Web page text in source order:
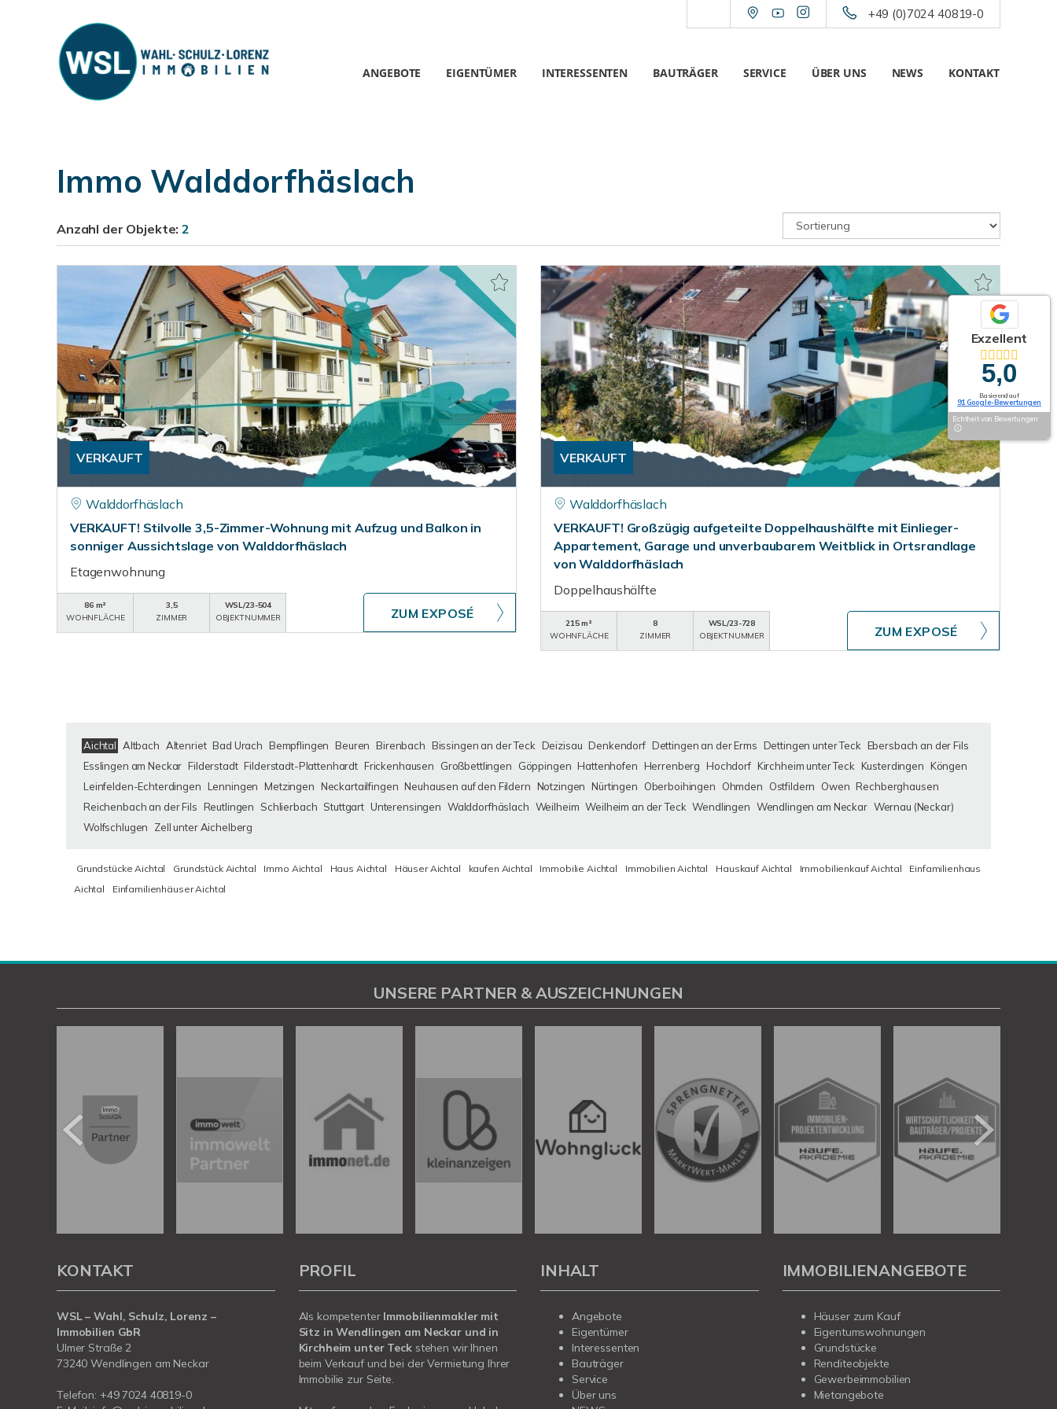
+49 (0)7024 40819-0
ANGEBOTE EIGENTÜMER INTERESSENTEN BAUTRÄGER SERVICE ÜBER UNS NEWS KONTAKT
Immo Walddorfhäslach
Anzahl der Objekte:2
VERKAUFT
Walddorfhäslach
VERKAUFT! Stilvolle 3,5-Zimmer-Wohnung mit Aufzug und Balkon in
sonniger Aussichtslage von Walddorfhäslach
Etagenwohnung
86 m²
WOHNFLÄCHE
3,5
ZIMMER
WSL/23-504
OBJEKTNUMMER
ZUM EXPOSÉ
VERKAUFT
Walddorfhäslach
VERKAUFT! Großzügig aufgeteilte Doppelhaushälfte mit Einlieger-
Appartement, Garage und unverbaubarem Weitblick in Ortsrandlage
von Walddorfhäslach
Doppelhaushälfte
215 m²
WOHNFLÄCHE
8
ZIMMER
WSL/23-728
OBJEKTNUMMER
ZUM EXPOSÉ
Aichtal Altbach Altenriet Bad Urach Bempflingen Beuren Birenbach Bissingen an der Teck Deizisau Denkendorf Dettingen an der Erms Dettingen unter Teck
Ebersbach an der Fils
Esslingen am Neckar Filderstadt Filderstadt-Plattenhardt Frickenhausen Großbettlingen Göppingen Hattenhofen Herrenberg Hochdorf Kirchheim unter Teck Kusterdingen
Köngen
Leinfelden-Echterdingen
Lenningen Metzingen Neckartailfingen Neuhausen auf den Fildern Notzingen Nürtingen Oberboihingen Ohmden Ostfildern Owen Rechberghausen
Reichenbach an der Fils
Reutlingen Schlierbach Stuttgart Unterensingen Walddorfhäslach Weilheim Weilheim an der Teck Wendlingen Wendlingen am Neckar Wernau (Neckar)
Wolfschlugen
Zell unter Aichelberg
Grundstücke Aichtal Grundstück Aichtal Immo Aichtal Haus Aichtal Häuser Aichtal kaufen Aichtal Immobilie Aichtal Immobilien Aichtal Hauskauf Aichtal Immobilienkauf Aichtal
Einfamilienhaus
Aichtal
Einfamilienhäuser Aichtal
Exzellent
5,0
Basierend auf
91 Google-Bewertungen
Echtheit von Bewertungen
UNSERE PARTNER & AUSZEICHNUNGEN
KONTAKT
WSL – Wahl, Schulz, Lorenz –
Immobilien GbR
Ulmer Straße 2
73240 Wendlingen am Neckar
Telefon: +49 7024 40819-0
PROFIL
Als kompetenter Immobilienmakler mit
Sitz in Wendlingen am Neckar und in
Kirchheim unter Teck stehen wir Ihnen
beim Verkauf und bei der Vermietung Ihrer
Immobilie zur Seite.
INHALT
Angebote
Eigentümer
Interessenten
Bauträger
Service
Über uns
IMMOBILIENANGEBOTE
Häuser zum Kauf
Eigentumswohnungen
Grundstücke
Renditeobjekte
Gewerbeimmobilien
Mietangebote